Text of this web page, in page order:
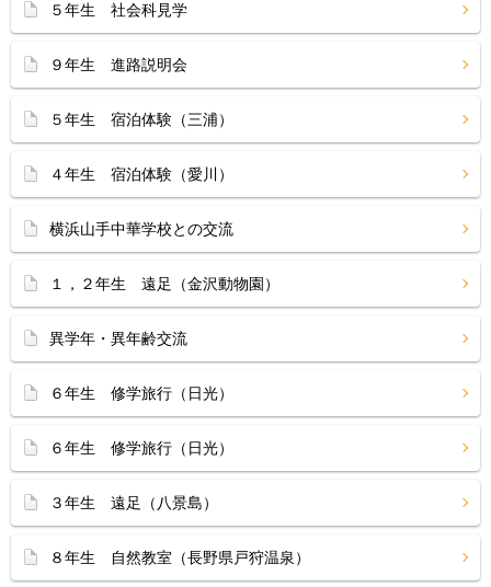
５年生 社会科見学
９年生 進路説明会
５年生 宿泊体験（三浦）
４年生 宿泊体験（愛川）
横浜山手中華学校との交流
１，２年生 遠足（金沢動物園）
異学年・異年齢交流
６年生 修学旅行（日光）
６年生 修学旅行（日光）
３年生 遠足（八景島）
８年生 自然教室（長野県戸狩温泉）